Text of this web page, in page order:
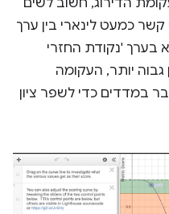
הדירוג, חשוב לשים
שבין 0.50 ל-0.92 יש קשר כמעט לינארי בין ערך
הדירוג. הציון 0.96 הוא בערך 'נקודת החזרי
גבוה יותר, העקומה
במדדים כדי לשפר ציון